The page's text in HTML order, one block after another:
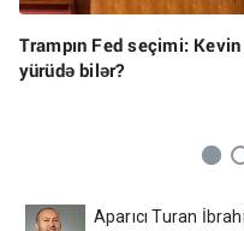
Trampın Fed seçimi:
yürüdə bilər?
Aparıcı Turan